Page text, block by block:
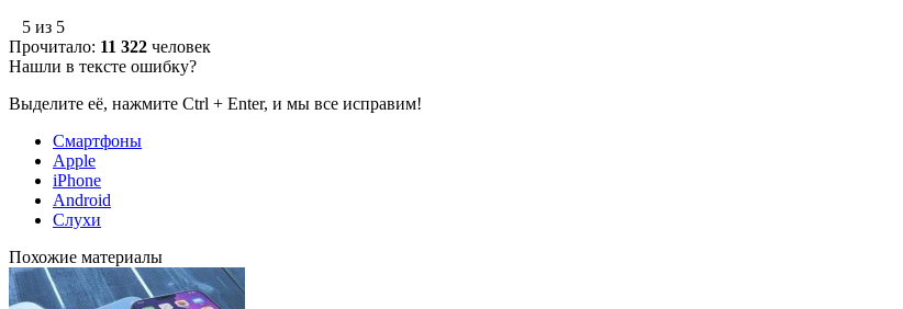
5 из 5
Прочитало: 11 322 человек
Нашли в тексте ошибку?
Выделите её, нажмите Ctrl + Enter, и мы все исправим!
Смартфоны
Apple
iPhone
Android
Слухи
Похожие материалы